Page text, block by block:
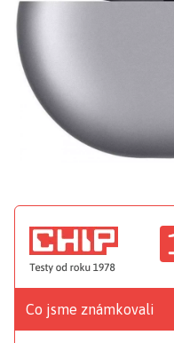
Co jsme známkovali